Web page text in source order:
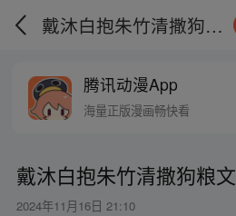
戴沐白抱朱竹清撒狗粮文
腾讯动漫App
海量正版漫画畅快看
戴沐白抱朱竹清撒狗粮文
2024年11月16日 21:10